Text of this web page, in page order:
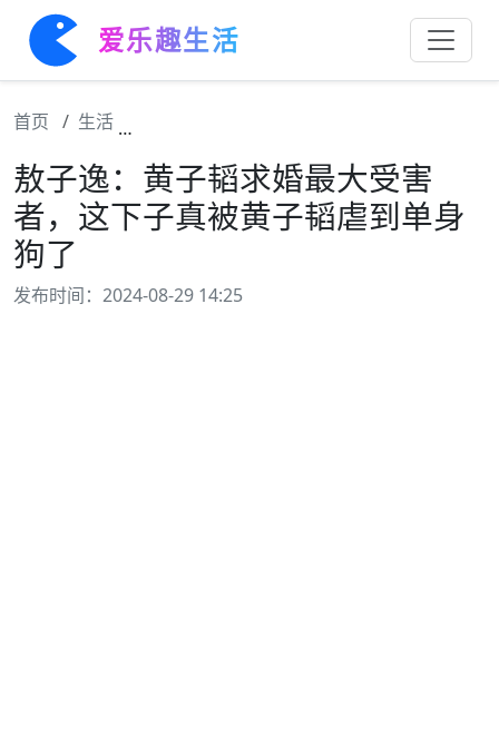
爱乐趣生活
首页 生活
敖子逸：黄子韬求婚最大受害
者，这下子真被黄子韬虐到单身
狗了
发布时间：2024-08-29 14:25